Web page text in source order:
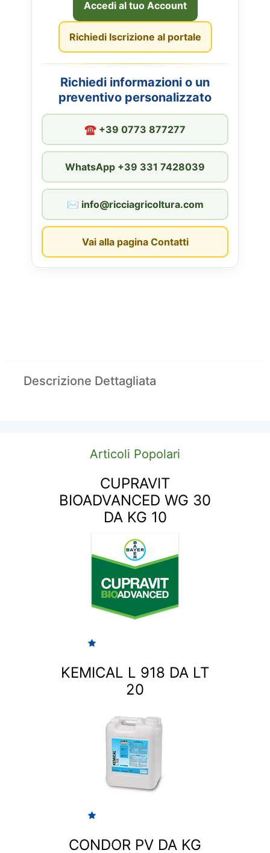
Accedi al tuo Account
Richiedi Iscrizione al portale
Richiedi informazioni o un
preventivo personalizzato
☎︎ +39 0773 877277
WhatsApp +39 331 7428039
✉︎ info@ricciagricoltura.com
Vai alla pagina Contatti
Descrizione Dettagliata
Articoli Popolari
CUPRAVIT
BIOADVANCED WG 30
DA KG 10
KEMICAL L 918 DA LT
20
CONDOR PV DA KG